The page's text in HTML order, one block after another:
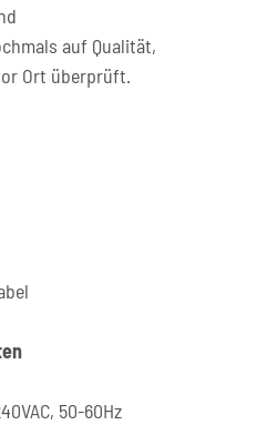
auf Qualität,
Ort überprüft.
50-60Hz